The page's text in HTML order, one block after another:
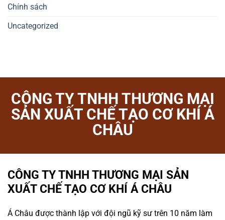
Chính sách
Uncategorized
CÔNG TY TNHH THƯƠNG MẠI
SẢN XUẤT CHẾ TẠO CƠ KHÍ Á
CHÂU
CÔNG TY TNHH THƯƠNG MẠI SẢN
XUẤT CHẾ TẠO CƠ KHÍ Á CHÂU
Á Châu được thành lập với đội ngũ kỹ sư trên 10 năm làm